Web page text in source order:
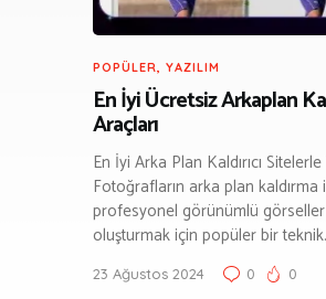
POPÜLER, YAZILIM
En İyi Ücretsiz Arkaplan
Araçları
En İyi Arka Plan Kaldırıcı Sitelerle
Fotoğrafların arka plan kaldırma
profesyonel görünümlü görseller
oluşturmak için popüler bir
23 Ağustos 2024 0 0